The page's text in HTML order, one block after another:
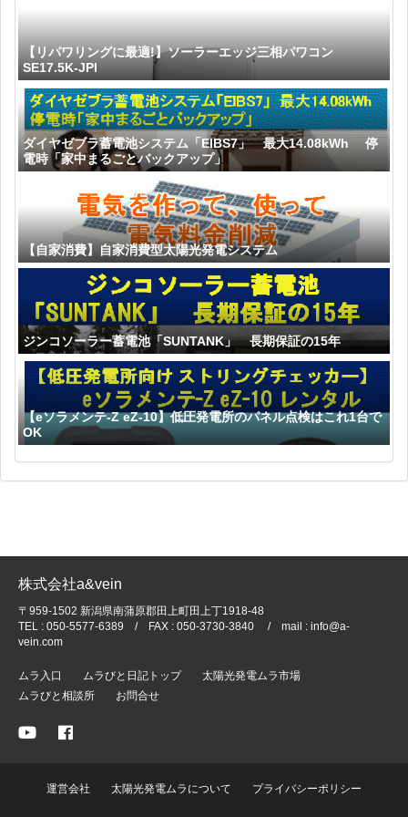
【リパワリングに最適!】ソーラーエッジ三相パワコン
SE17.5K-JPI
ダイヤゼブラ蓄電池システム「EIBS7」 最大14.08kWh 停
電時「家中まるごとバックアップ」
【自家消費】自家消費型太陽光発電システム
ジンコソーラー蓄電池「SUNTANK」 長期保証の15年
【eソラメンテ-Z eZ-10】低圧発電所のパネル点検はこれ1台で
OK
株式会社a&vein
〒959-1502 新潟県南蒲原郡田上町田上丁1918-48
TEL : 050-5577-6389 / FAX : 050-3730-3840 / mail : info@a-
vein.com
ムラ入口 ムラびと日記トップ
太陽光発電ムラ市場
ムラびと相談所
お問合せ
運営会社 太陽光発電ムラについて プライバシーポリシー